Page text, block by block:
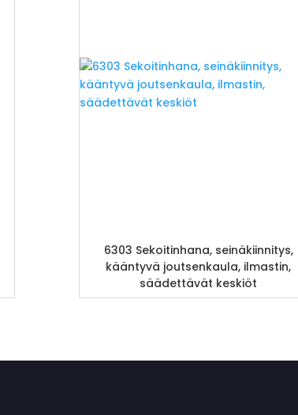
6303 Sekoitinhana, seinäkiinnitys,
kääntyvä joutsenkaula, ilmastin,
säädettävät keskiöt